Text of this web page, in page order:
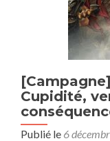
Cupidité,
Publié le 6